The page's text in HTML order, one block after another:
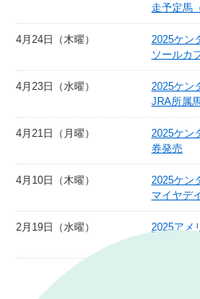
走予定馬
4月24日（木曜）
2025ケン
ソールカ
4月23日（水曜）
2025ケン
JRA所属
4月21日（月曜）
2025ケン
券発売
4月10日（木曜）
2025ケン
マイヤデ
2月19日（水曜）
2025アメ